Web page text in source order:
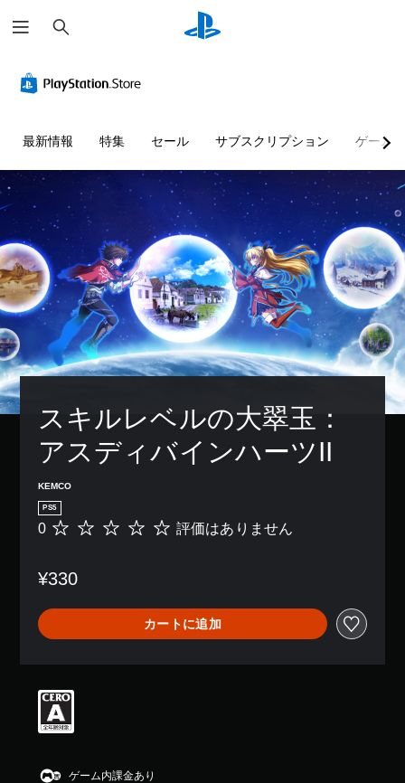
索
最新情報 特集 セール サブスクリプション ゲーム
スキルレベルの大翠玉：
アスディバインハーツII
KEMCO
PS5
評
あ
ま
せ
ん
0 評価はありません
¥330
カートに追加
ゲーム内課金あり